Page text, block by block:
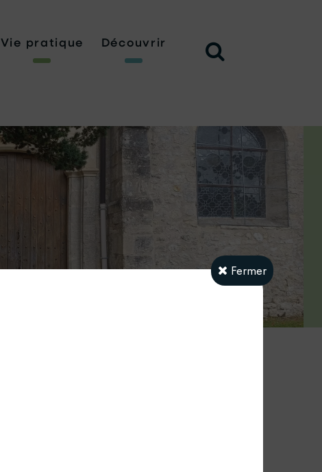
Vie pratique Découvrir
Fermer